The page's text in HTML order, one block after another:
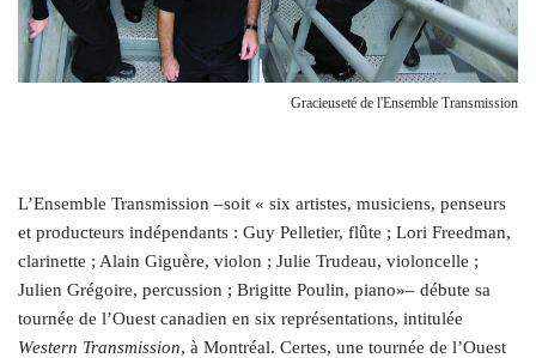
Gracieuseté de l'Ensemble Transmission
L’Ensemble Transmission –soit « six artistes, musiciens, penseurs
et producteurs indépendants : Guy Pelletier, flûte ; Lori Freedman,
clarinette ; Alain Giguère, violon ; Julie Trudeau, violoncelle ;
Julien Grégoire, percussion ; Brigitte Poulin, piano»– débute sa
tournée de l’Ouest canadien en six représentations, intitulée
Western Transmission, à Montréal. Certes, une tournée de l’Ouest